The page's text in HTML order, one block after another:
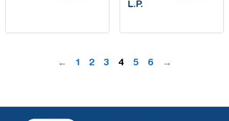
L.P.
← 1 2 3 4 5 6 →